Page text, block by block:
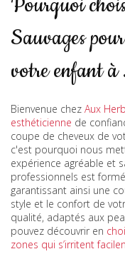
Sauvages
votre enfant
Bienvenue chez Aux
esthéticienne de
coupe de cheveux de
c'est pourquoi nous
expérience agréable et
professionnels est
garantissant ainsi une
style et le confort de
qualité, adaptés aux
pouvez découvrir en
zones qui s’irritent